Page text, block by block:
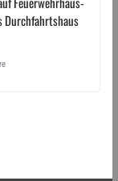
Durchfahrtshaus